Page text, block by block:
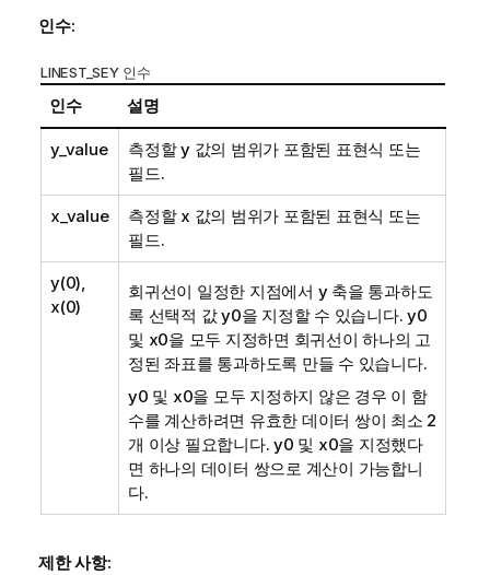
인수:
LINEST_SEY 인수
인수 설명
y_value 측정할y값의 범위가 포함된 표현식 또는
필드.
x_value 측정할 x 값의 범위가 포함된 표현식 또는
필드.
y(0),
x(0)
회귀선이 일정한 지점에서 y 축을 통과하도
록 선택적 값y0을 지정할 수 있습니다. y0
및 x0을 모두 지정하면 회귀선이 하나의 고
정된 좌표를 통과하도록 만들 수 있습니다.
y0 및 x0을 모두 지정하지 않은 경우 이 함
수를 계산하려면 유효한 데이터 쌍이 최소 2
개 이상 필요합니다. y0 및 x0을 지정했다
면 하나의 데이터 쌍으로 계산이 가능합니
다.
제한 사항: